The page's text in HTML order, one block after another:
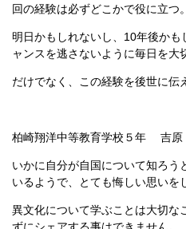
回の経験は必ずどこかで役に立つ
明日かもしれないし、10年後か
ャンスを逃さないように毎日を大
だけでなく、この経験を後世に伝
柏崎翔洋中等教育学校５年 吉
いかに自分が自国について知ろう
いるようで、とても悔しい思いを
異文化について学ぶことは大切な